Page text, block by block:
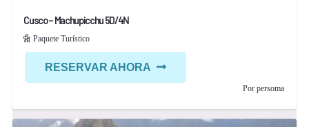
Cusco – Machupicchu 5D/4N
Paquete Turístico
RESERVAR AHORA
Por persoma